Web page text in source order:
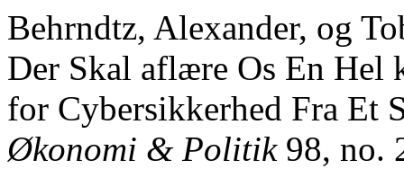
Behrndtz, Alexander, og
Der Skal aflære Os En Hel
for Cybersikkerhed Fra Et
Økonomi & Politik98, no.